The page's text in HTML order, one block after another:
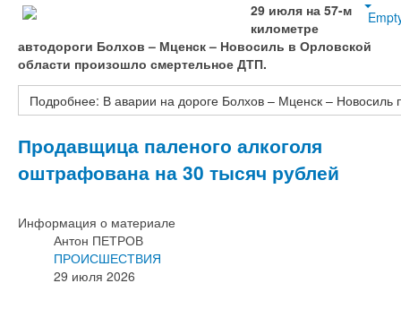
29 июля на 57-м
километре
автодороги Болхов – Мценск – Новосиль в Орловской
области произошло смертельное ДТП.
Подробнее: В аварии на дороге Болхов – Мценск – Новосиль
Продавщица паленого алкоголя
оштрафована на 30 тысяч рублей
Информация о материале
Антон ПЕТРОВ
ПРОИСШЕСТВИЯ
29 июля 2026